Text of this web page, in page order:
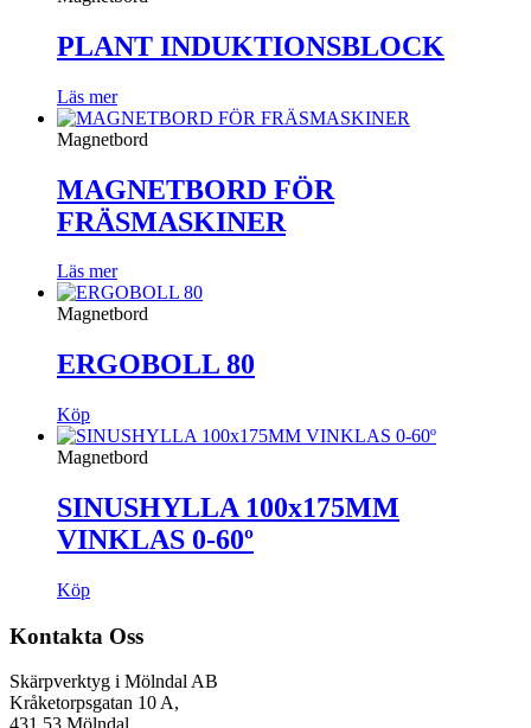
PLANT INDUKTIONSBLOCK
Läs mer
Magnetbord
MAGNETBORD FÖR
FRÄSMASKINER
Läs mer
Magnetbord
ERGOBOLL 80
Köp
Magnetbord
SINUSHYLLA 100x175MM
VINKLAS 0-60º
Köp
Kontakta Oss
Skärpverktyg i Mölndal AB
Kråketorpsgatan 10 A,